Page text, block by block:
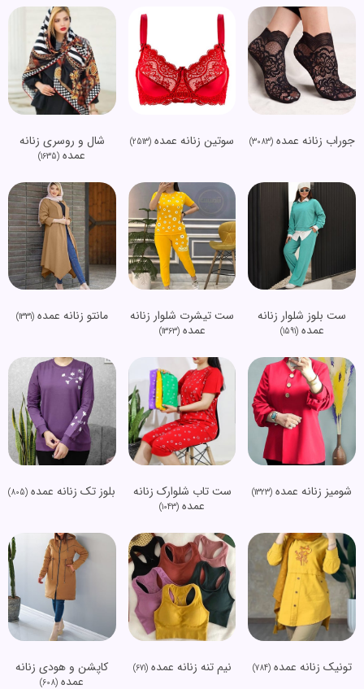
جوراب زنانه عمده(3083) سوتین زنانه عمده (2513)
شال و روسری زنانه
عمده (1635)
ست بلوز شلوار زنانه
عمده(1591)
ست تیشرت شلوار زنانه
عمده(1363)
مانتو زنانه عمده(1331)
شومیز زنانه عمده (1323)
ست تاب شلوارک زنانه
عمده (1043)
بلوز تک زنانه عمده (805)
تونیک زنانه عمده(784) نیم تنه زنانه عمده(671)
کاپشن و هودی زنانه
عمده (608)